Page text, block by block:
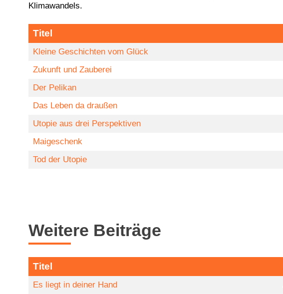
Klimawandels.
Titel
Kleine Geschichten vom Glück
Zukunft und Zauberei
Der Pelikan
Das Leben da draußen
Utopie aus drei Perspektiven
Maigeschenk
Tod der Utopie
Weitere Beiträge
Titel
Es liegt in deiner Hand